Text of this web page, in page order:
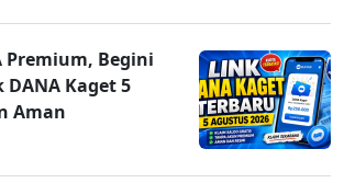
Premium, Begini
Kaget 5
Aman